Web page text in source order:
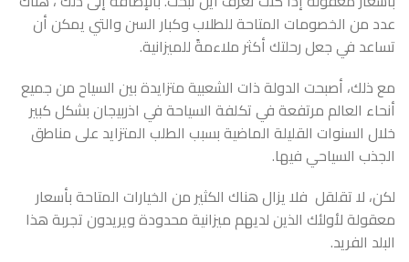
عدد من الخصومات المتاحة للطلاب وكبار السن والتي يمكن أن
تساعد في جعل رحلتك أكثر ملاءمةً للميزانية.
مع ذلك، أصبحت الدولة ذات الشعبية متزايدة بين السياح من جميع
أنحاء العالم مرتفعة في تكلفة السياحة في اذربيجان بشكل كبير
خلال السنوات القليلة الماضية بسبب الطلب المتزايد على مناطق
الجذب السياحي فيها.
لكن، لا تقلقل فلا يزال هناك الكثير من الخيارات المتاحة بأسعار
معقولة لأولئك الذين لديهم ميزانية محدودة ويريدون تجربة هذا
البلد الفريد.